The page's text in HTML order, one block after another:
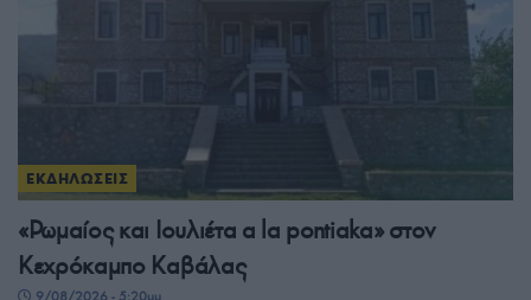
ΕΚΔΗΛΩΣΕΙΣ
«Ρωμαίος και Ιουλιέτα a la pontiaka» στον
Κεχρόκαμπο Καβάλας
9/08/2026 - 5:20μμ